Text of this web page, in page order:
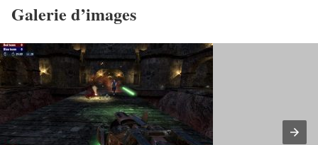
Galerie d’images